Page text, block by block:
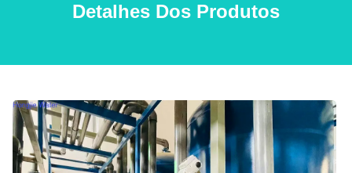
Detalhes Dos Produtos